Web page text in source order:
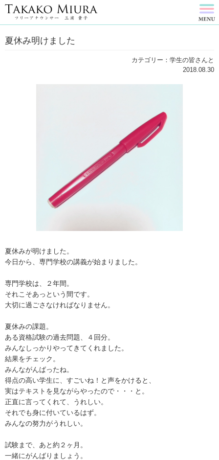
夏休み明けました
カテゴリー：学生の皆さんと
2018.08.30
夏休みが明けました。
今日から、専門学校の講義が始まりました。
専門学校は、２年間。
それこそあっという間です。
大切に過ごさなければなりません。
夏休みの課題。
ある資格試験の過去問題、４回分。
みんなしっかりやってきてくれました。
結果をチェック。
みんながんばったね。
得点の高い学生に、すごいね！と声をかけると、
実はテキストを見ながらやったので・・・と。
正直に言ってくれて、うれしい。
それでも身に付いているはず。
みんなの努力がうれしい。
試験まで、あと約２ヶ月。
一緒にがんばりましょう。